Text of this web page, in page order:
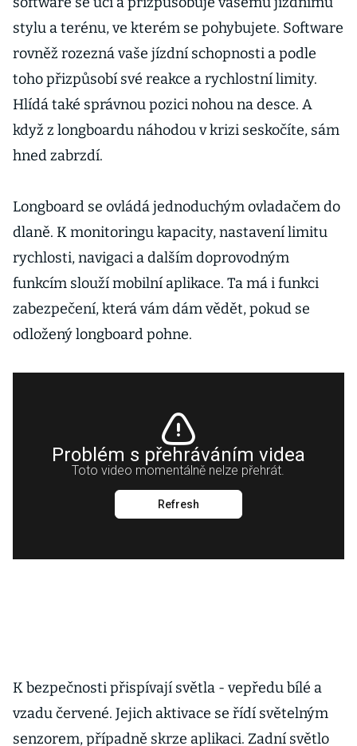
stylu a terénu, ve kterém se pohybujete. Software
rovněž rozezná vaše jízdní schopnosti a podle
toho přizpůsobí své reakce a rychlostní limity.
Hlídá také správnou pozici nohou na desce. A
když z longboardu náhodou v krizi seskočíte, sám
hned zabrzdí.
Longboard se ovládá jednoduchým ovladačem do
dlaně. K monitoringu kapacity, nastavení limitu
rychlosti, navigaci a dalším doprovodným
funkcím slouží mobilní aplikace. Ta má i funkci
zabezpečení, která vám dám vědět, pokud se
odložený longboard pohne.
K bezpečnosti přispívají světla - vepředu bílé a
vzadu červené. Jejich aktivace se řídí světelným
senzorem, případně skrze aplikaci. Zadní světlo